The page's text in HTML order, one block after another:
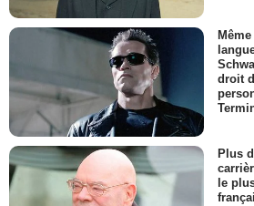
droit
Plus
le